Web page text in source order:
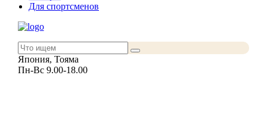
Для спортсменов
Япония, Тояма
Пн-Вс 9.00-18.00